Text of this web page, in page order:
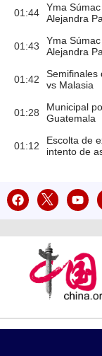
01:44
Yma
Alejandra
01:43
Yma
Alejandra
01:42
Semifinales
vs Malasia
01:28
Municipal
Guatemala
01:12
Escolta de
intento de